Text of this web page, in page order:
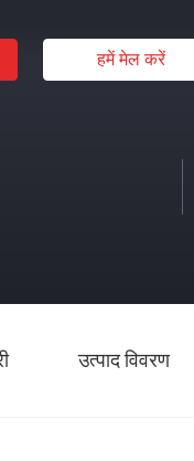
हमें मेल करें
उत्पाद विवरण